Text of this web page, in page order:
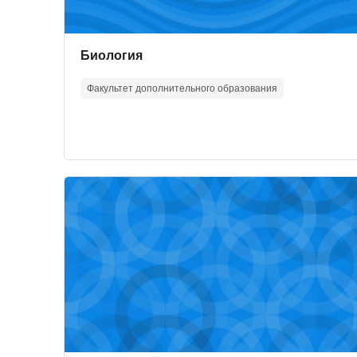
Course image
Course name
Биология
Факультет дополнительного образования
Course image" Основы психологического